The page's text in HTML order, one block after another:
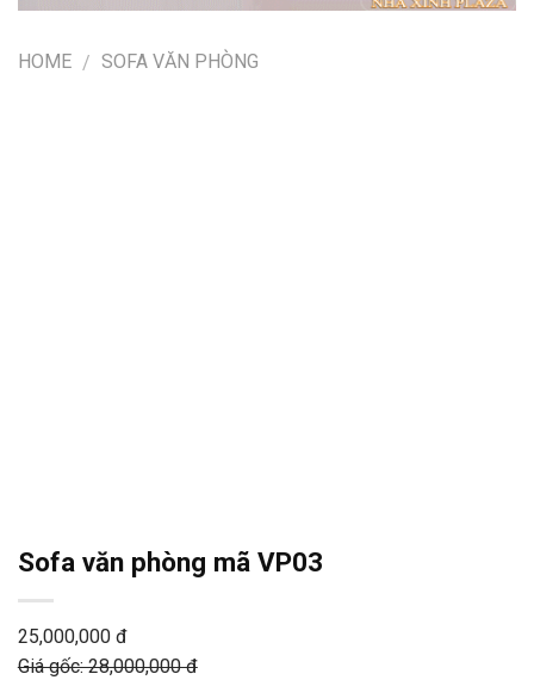
HOME / SOFA VĂN PHÒNG
Sofa văn phòng mã VP03
25,000,000 đ
Giá gốc: 28,000,000 đ